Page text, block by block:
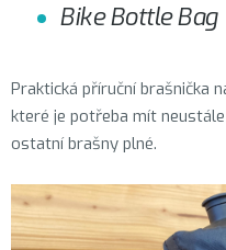
Bike Bottle Bag
Praktická příruční brašnička
které je potřeba mít
ostatní brašny plné.